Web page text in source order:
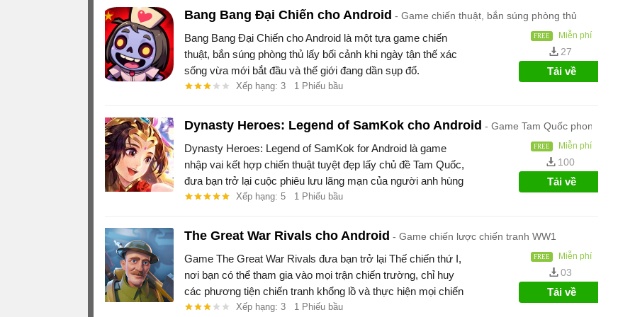
Bang Bang Đại Chiến cho Android Game chiến thuật, bắn súng phòng thủ
Bang Bang Đại Chiến cho Android là một tựa game chiến
thuật, bắn súng phòng thủ lấy bối cảnh khi ngày tận thế xác
sống vừa mới bắt đầu và thế giới đang dần sụp đổ.
Xếp hạng: 3 1 Phiếu bầu
Miễn phí
27
Tải về
Dynasty Heroes: Legend of SamKok cho Android Game Tam Quốc phong cách
Dynasty Heroes: Legend of SamKok for Android là game
nhập vai kết hợp chiến thuật tuyệt đẹp lấy chủ đề Tam Quốc,
đưa bạn trở lại cuộc phiêu lưu lãng mạn của người anh hùng
Samkok.
Xếp hạng: 5 1 Phiếu bầu
Miễn phí
100
Tải về
The Great War Rivals cho Android Game chiến lược chiến tranh WW1
Game The Great War Rivals đưa bạn trở lại Thế chiến thứ I,
nơi bạn có thể tham gia vào mọi trận chiến trường, chỉ huy
các phương tiện chiến tranh khổng lồ và thực hiện mọi chiến
lược để xoay chuyển cục diện chiến tranh theo hướng có lợi
Xếp hạng: 3 1 Phiếu bầu
Miễn phí
03
Tải về